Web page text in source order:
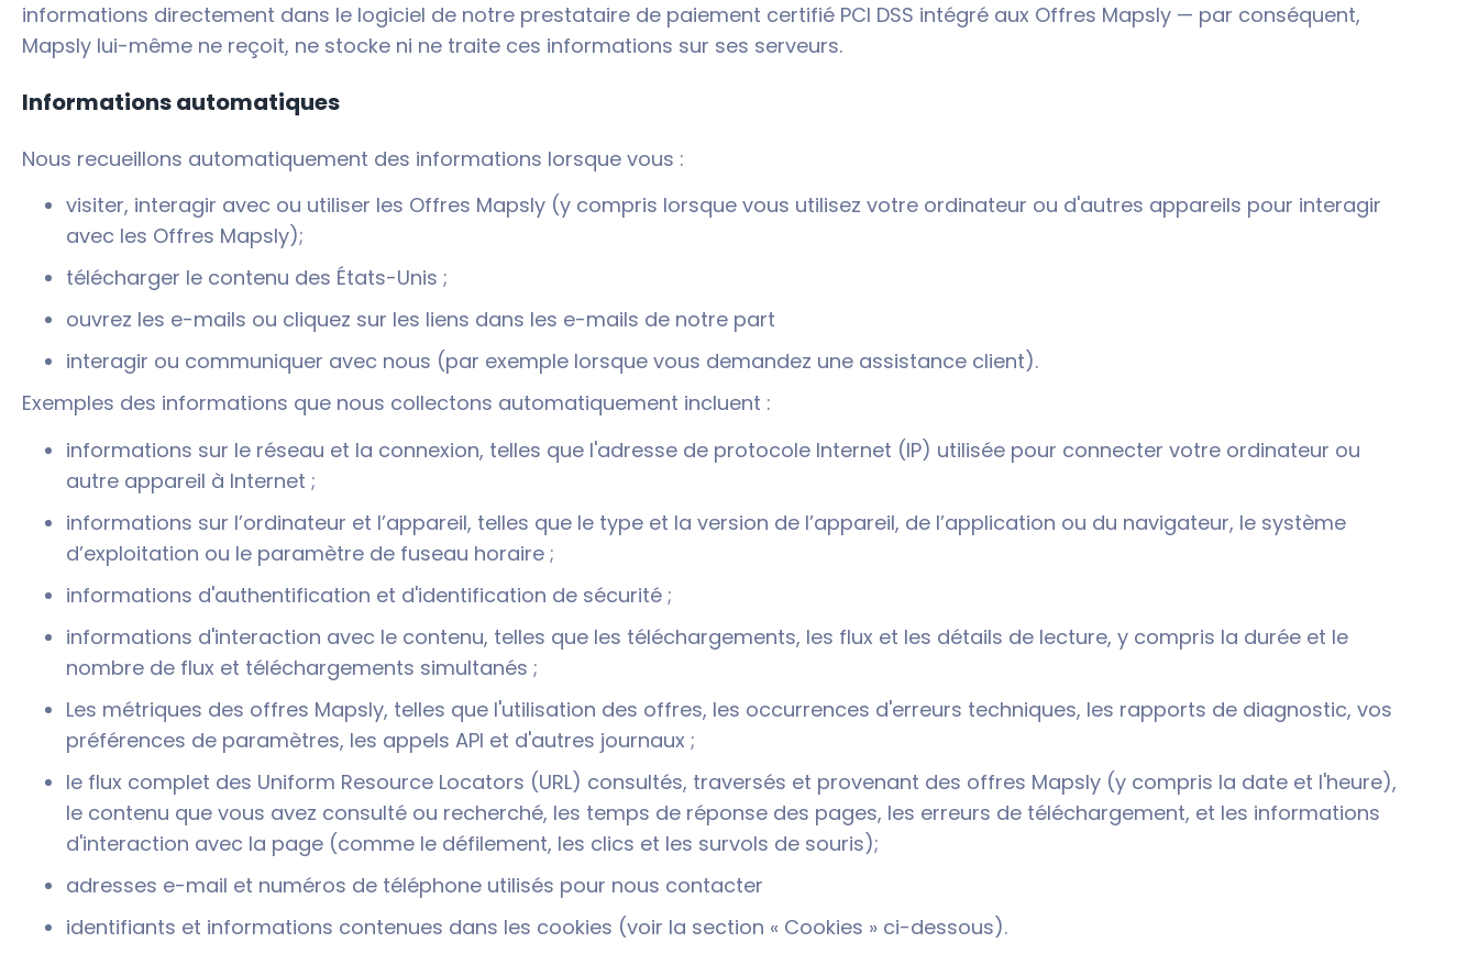
informations directement dans le logiciel de notre prestataire de paiement certifié PCI DSS intégré aux Offres Mapsly — par conséquent,
Mapsly lui-même ne reçoit, ne stocke ni ne traite ces informations sur ses serveurs.
Informations automatiques
Nous recueillons automatiquement des informations lorsque vous :
visiter, interagir avec ou utiliser les Offres Mapsly (y compris lorsque vous utilisez votre ordinateur ou d'autres appareils pour interagir
avec les Offres Mapsly);
télécharger le contenu des États-Unis ;
ouvrez les e-mails ou cliquez sur les liens dans les e-mails de notre part
interagir ou communiquer avec nous (par exemple lorsque vous demandez une assistance client).
Exemples des informations que nous collectons automatiquement incluent :
informations sur le réseau et la connexion, telles que l'adresse de protocole Internet (IP) utilisée pour connecter votre ordinateur ou
autre appareil à Internet ;
informations sur l’ordinateur et l’appareil, telles que le type et la version de l’appareil, de l’application ou du navigateur, le système
d’exploitation ou le paramètre de fuseau horaire ;
informations d'authentification et d'identification de sécurité ;
informations d'interaction avec le contenu, telles que les téléchargements, les flux et les détails de lecture, y compris la durée et le
nombre de flux et téléchargements simultanés ;
Les métriques des offres Mapsly, telles que l'utilisation des offres, les occurrences d'erreurs techniques, les rapports de diagnostic, vos
préférences de paramètres, les appels API et d'autres journaux ;
le flux complet des Uniform Resource Locators (URL) consultés, traversés et provenant des offres Mapsly (y compris la date et l'heure),
le contenu que vous avez consulté ou recherché, les temps de réponse des pages, les erreurs de téléchargement, et les informations
d'interaction avec la page (comme le défilement, les clics et les survols de souris);
adresses e-mail et numéros de téléphone utilisés pour nous contacter
identifiants et informations contenues dans les cookies (voir la section « Cookies » ci-dessous).